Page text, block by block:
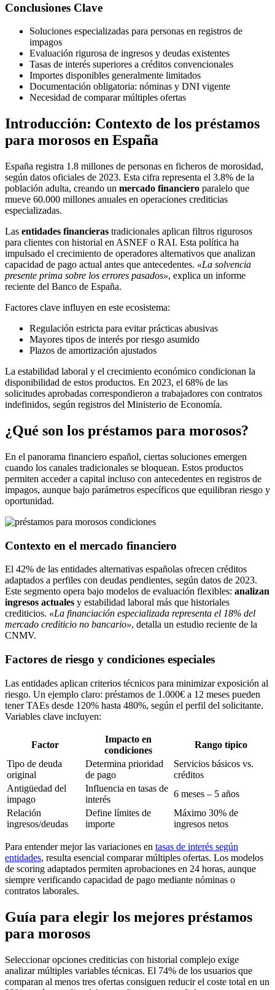
Conclusiones Clave
Soluciones especializadas para personas en registros de
impagos
Evaluación rigurosa de ingresos y deudas existentes
Tasas de interés superiores a créditos convencionales
Importes disponibles generalmente limitados
Documentación obligatoria: nóminas y DNI vigente
Necesidad de comparar múltiples ofertas
Introducción: Contexto de los préstamos
para morosos en España
España registra 1.8 millones de personas en ficheros de morosidad,
según datos oficiales de 2023. Esta cifra representa el 3.8% de la
población adulta, creando un mercado financiero paralelo que
mueve 60.000 millones anuales en operaciones crediticias
especializadas.
Las entidades financieras tradicionales aplican filtros rigurosos
para clientes con historial en ASNEF o RAI. Esta política ha
impulsado el crecimiento de operadores alternativos que analizan
capacidad de pago actual antes que antecedentes. «La solvencia
presente prima sobre los errores pasados», explica un informe
reciente del Banco de España.
Factores clave influyen en este ecosistema:
Regulación estricta para evitar prácticas abusivas
Mayores tipos de interés por riesgo asumido
Plazos de amortización ajustados
La estabilidad laboral y el crecimiento económico condicionan la
disponibilidad de estos productos. En 2023, el 68% de las
solicitudes aprobadas correspondieron a trabajadores con contratos
indefinidos, según registros del Ministerio de Economía.
¿Qué son los préstamos para morosos?
En el panorama financiero español, ciertas soluciones emergen
cuando los canales tradicionales se bloquean. Estos productos
permiten acceder a capital incluso con antecedentes en registros de
impagos, aunque bajo parámetros específicos que equilibran riesgo y
oportunidad.
Contexto en el mercado financiero
El 42% de las entidades alternativas españolas ofrecen créditos
adaptados a perfiles con deudas pendientes, según datos de 2023.
Este segmento opera bajo modelos de evaluación flexibles: analizan
ingresos actuales y estabilidad laboral más que historiales
crediticios. «La financiación especializada representa el 18% del
mercado crediticio no bancario», detalla un estudio reciente de la
CNMV.
Factores de riesgo y condiciones especiales
Las entidades aplican criterios técnicos para minimizar exposición al
riesgo. Un ejemplo claro: préstamos de 1.000€ a 12 meses pueden
tener TAEs desde 120% hasta 480%, según el perfil del solicitante.
Variables clave incluyen:
Factor
Impacto en
condiciones
Rango típico
Tipo de deuda
original
Determina prioridad
de pago
Servicios básicos vs.
créditos
Antigüedad del
impago
Influencia en tasas de
interés
6 meses – 5 años
Relación
ingresos/deudas
Define límites de
importe
Máximo 30% de
ingresos netos
Para entender mejor las variaciones en tasas de interés según
entidades, resulta esencial comparar múltiples ofertas. Los modelos
de scoring adaptados permiten aprobaciones en 24 horas, aunque
siempre verificando capacidad de pago mediante nóminas o
contratos laborales.
Guía para elegir los mejores préstamos
para morosos
Seleccionar opciones crediticias con historial complejo exige
analizar múltiples variables técnicas. El 74% de los usuarios que
comparan al menos tres ofertas consiguen reducir el coste total en un